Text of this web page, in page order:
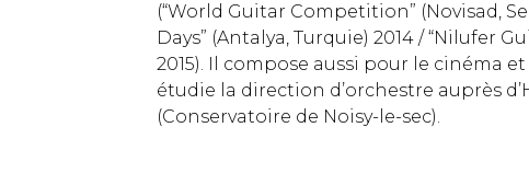
(“World Guitar Competition” (Novisad,
Days” (Antalya, Turquie) 2014 / “Nilufer
2015). Il compose aussi pour le cinéma
étudie la direction d’orchestre auprès
(Conservatoire de Noisy-le-sec).